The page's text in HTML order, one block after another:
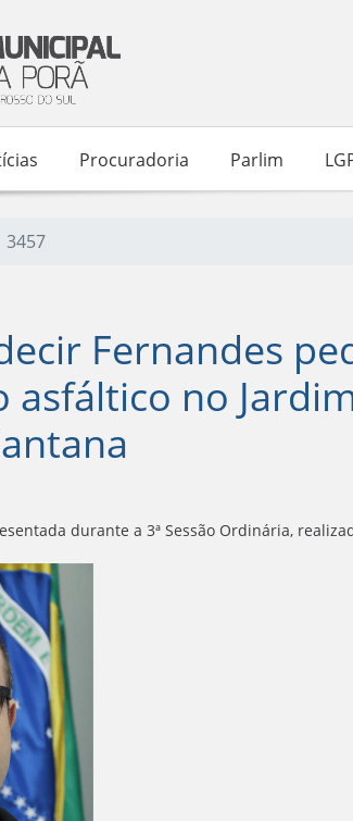
Procuradoria Parlim
3457
Fernandes
asfáltico no
durante a 3ª Sessão Ordinária,